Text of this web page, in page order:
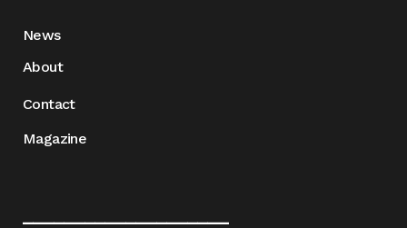
News
About
Contact
Magazine